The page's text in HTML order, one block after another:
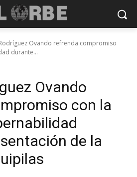
Ovando refrenda compromiso
durante...
Ovando
con la
de la